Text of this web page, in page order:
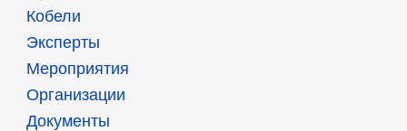
Кобели
Эксперты
Мероприятия
Организации
Документы